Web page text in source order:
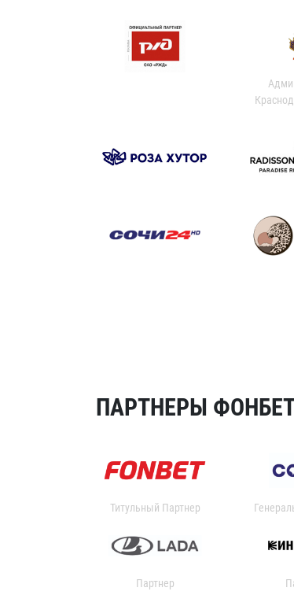
ПАРТНЕРЫ
Титульный Партнер
Партнер